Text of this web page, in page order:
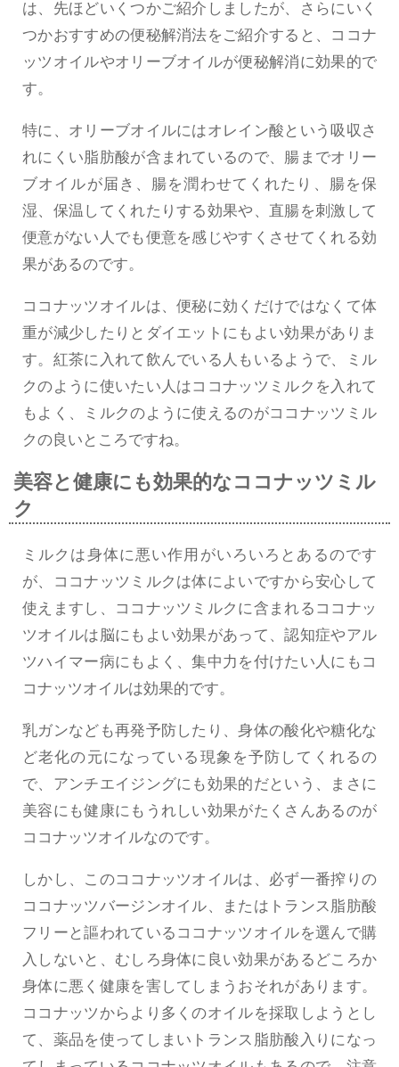
は、先ほどいくつかご紹介しましたが、さらにいく
つかおすすめの便秘解消法をご紹介すると、ココナ
ッツオイルやオリーブオイルが便秘解消に効果的で
す。
特に、オリーブオイルにはオレイン酸という吸収さ
れにくい脂肪酸が含まれているので、腸までオリー
ブオイルが届き、腸を潤わせてくれたり、腸を保
湿、保温してくれたりする効果や、直腸を刺激して
便意がない人でも便意を感じやすくさせてくれる効
果があるのです。
ココナッツオイルは、便秘に効くだけではなくて体
重が減少したりとダイエットにもよい効果がありま
す。紅茶に入れて飲んでいる人もいるようで、ミル
クのように使いたい人はココナッツミルクを入れて
もよく、ミルクのように使えるのがココナッツミル
クの良いところですね。
美容と健康にも効果的なココナッツミル
ク
ミルクは身体に悪い作用がいろいろとあるのです
が、ココナッツミルクは体によいですから安心して
使えますし、ココナッツミルクに含まれるココナッ
ツオイルは脳にもよい効果があって、認知症やアル
ツハイマー病にもよく、集中力を付けたい人にもコ
コナッツオイルは効果的です。
乳ガンなども再発予防したり、身体の酸化や糖化な
ど老化の元になっている現象を予防してくれるの
で、アンチエイジングにも効果的だという、まさに
美容にも健康にもうれしい効果がたくさんあるのが
ココナッツオイルなのです。
しかし、このココナッツオイルは、必ず一番搾りの
ココナッツバージンオイル、またはトランス脂肪酸
フリーと謳われているココナッツオイルを選んで購
入しないと、むしろ身体に良い効果があるどころか
身体に悪く健康を害してしまうおそれがあります。
ココナッツからより多くのオイルを採取しようとし
て、薬品を使ってしまいトランス脂肪酸入りになっ